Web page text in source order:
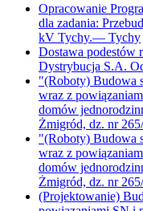
Opracowanie
dla zadania:
kV Tychy.— Tychy
Dostawa podestów
Dystrybucja S.A.
"(Roboty) Budowa
wraz z
domów
Żmigród, dz. nr
"(Roboty) Budowa
wraz z
domów
Żmigród, dz. nr
(Projektowanie)